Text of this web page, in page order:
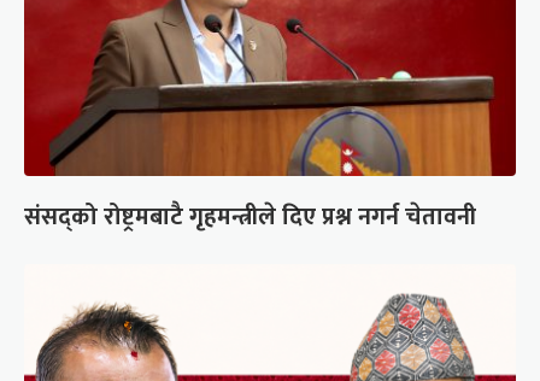
संसद्को रोष्ट्रमबाटै गृहमन्त्रीले दिए प्रश्न नगर्न चेतावनी